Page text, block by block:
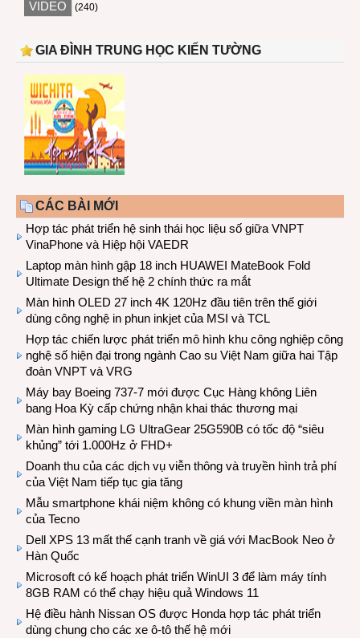
VIDEO (240)
GIA ĐÌNH TRUNG HỌC KIẾN TƯỜNG
CÁC BÀI MỚI
Hợp tác phát triển hệ sinh thái học liệu số giữa VNPT
VinaPhone và Hiệp hội VAEDR
Laptop màn hình gập 18 inch HUAWEI MateBook Fold
Ultimate Design thế hệ 2 chính thức ra mắt
Màn hình OLED 27 inch 4K 120Hz đầu tiên trên thế giới
dùng công nghệ in phun inkjet của MSI và TCL
Hợp tác chiến lược phát triển mô hình khu công nghiệp công
nghệ số hiện đại trong ngành Cao su Việt Nam giữa hai Tập
đoàn VNPT và VRG
Máy bay Boeing 737-7 mới được Cục Hàng không Liên
bang Hoa Kỳ cấp chứng nhận khai thác thương mại
Màn hình gaming LG UltraGear 25G590B có tốc độ “siêu
khủng” tới 1.000Hz ở FHD+
Doanh thu của các dịch vụ viễn thông và truyền hình trả phí
của Việt Nam tiếp tục gia tăng
Mẫu smartphone khái niệm không có khung viền màn hình
của Tecno
Dell XPS 13 mất thế cạnh tranh về giá với MacBook Neo ở
Hàn Quốc
Microsoft có kế hoạch phát triển WinUI 3 để làm máy tính
8GB RAM có thể chạy hiệu quả Windows 11
Hệ điều hành Nissan OS được Honda hợp tác phát triển
dùng chung cho các xe ô-tô thế hệ mới